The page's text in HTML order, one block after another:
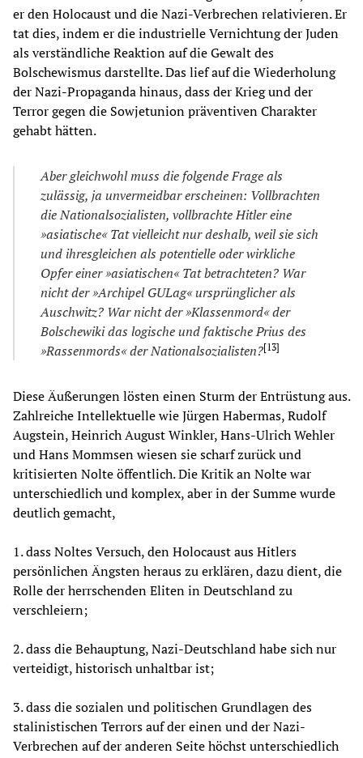
er den Holocaust und die Nazi-Verbrechen relativieren. Er
tat dies, indem er die industrielle Vernichtung der Juden
als verständliche Reaktion auf die Gewalt des
Bolschewismus darstellte. Das lief auf die Wiederholung
der Nazi-Propaganda hinaus, dass der Krieg und der
Terror gegen die Sowjetunion präventiven Charakter
gehabt hätten.
Aber gleichwohl muss die folgende Frage als
zulässig, ja unvermeidbar erscheinen: Vollbrachten
dieNationalsozialisten, vollbrachte Hitler eine
»asiatische« Tat vielleicht nur deshalb, weil siesich
und ihresgleichen als potentielle oder wirkliche
Opfer einer »asiatischen« Tat betrachteten? War
nicht der »ArchipelGULag« ursprünglicher als
Auschwitz? War nicht der »Klassenmord« der
Bolschewiki das logische und faktische Prius des
»Rassenmords« der Nationalsozialisten?[13]
Diese Äußerungen lösten einen Sturm der Entrüstung aus.
Zahlreiche Intellektuelle wie Jürgen Habermas, Rudolf
Augstein, Heinrich August Winkler, Hans-Ulrich Wehler
und Hans Mommsen wiesen sie scharf zurück und
kritisierten Nolte öffentlich. Die Kritik an Nolte war
unterschiedlich und komplex, aber in der Summe wurde
deutlich gemacht,
1. dass Noltes Versuch, den Holocaust aus Hitlers
persönlichen Ängsten heraus zu erklären, dazu dient, die
Rolle der herrschenden Eliten in Deutschland zu
verschleiern;
2. dass die Behauptung, Nazi-Deutschland habe sich nur
verteidigt, historisch unhaltbar ist;
3. dass die sozialen und politischen Grundlagen des
stalinistischen Terrors auf der einen und der Nazi-
Verbrechen auf der anderen Seite höchst unterschiedlich